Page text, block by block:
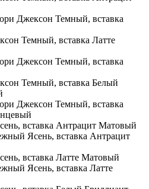
Джексон Темный, вставка
Джексон Темный, вставка
Джексон Темный, вставка
Ясень, вставка Антрацит
Ясень, вставка Латте